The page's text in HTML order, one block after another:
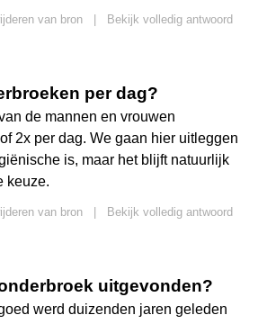
van bron
Bekijk volledig antwoord
per dag?
de mannen en vrouwen
2x per dag. We gaan hier uitleggen
is, maar het blijft natuurlijk
keuze.
van bron
Bekijk volledig antwoord
uitgevonden?
werd duizenden jaren geleden